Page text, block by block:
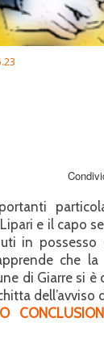
e il capo
in
che
di Giarre si è